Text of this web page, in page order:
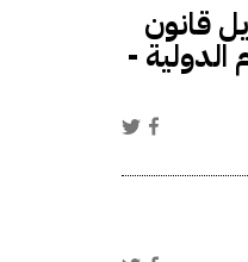
قانون
الدولية -